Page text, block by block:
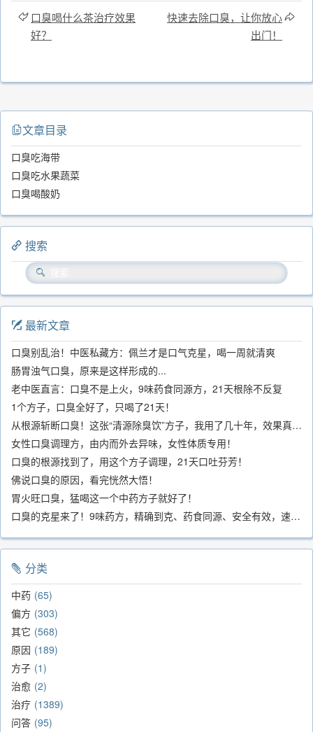
口臭喝什么茶治疗效果
好？
快速去除口臭，让你放心
出门！
文章目录
口臭吃海带
口臭吃水果蔬菜
口臭喝酸奶
搜索
最新文章
口臭别乱治！中医私藏方：佩兰才是口气克星，喝一周就清爽
肠胃浊气口臭，原来是这样形成的...
老中医直言：口臭不是上火，9味药食同源方，21天根除不反复
1个方子，口臭全好了，只喝了21天！
从根源斩断口臭！这张“清源除臭饮”方子，我用了几十年，效果真不错
女性口臭调理方，由内而外去异味，女性体质专用！
口臭的根源找到了，用这个方子调理，21天口吐芬芳！
佛说口臭的原因，看完恍然大悟！
胃火旺口臭，猛喝这一个中药方子就好了！
口臭的克星来了！9味药方，精确到克、药食同源、安全有效，速看！
分类
中药 65
偏方 303
其它 568
原因 189
方子 1
治愈 2
治疗 1389
问答 95